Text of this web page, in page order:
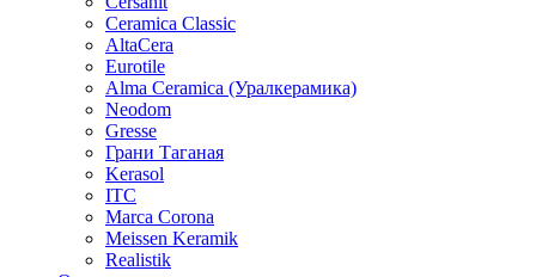
Ceramica Classic
AltaCera
Eurotile
Alma Ceramica (Уралкерамика)
Neodom
Gresse
Грани Таганая
Kerasol
ITC
Marca Corona
Meissen Keramik
Realistik